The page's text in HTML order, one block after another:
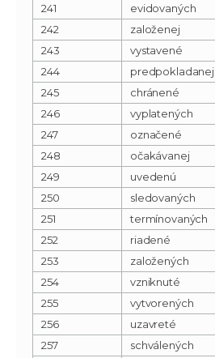
241
evidovaných
242
založenej
243
vystavené
244
predpokladanej
245
chránené
246
vyplatených
247
označené
248
očakávanej
249
uvedenú
250
sledovaných
251
termínovaných
252
riadené
253
založených
254
vzniknuté
255
vytvorených
256
uzavreté
257
schválených